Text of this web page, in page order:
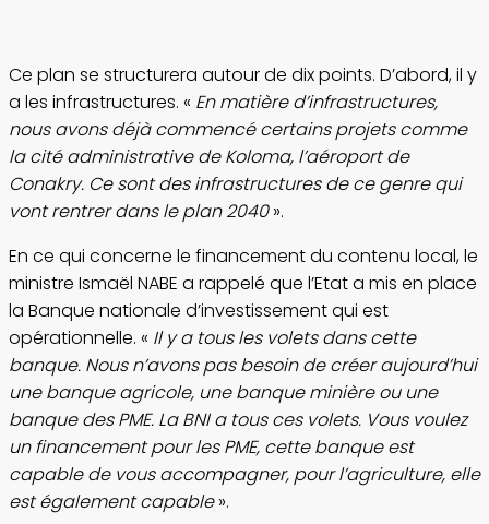
Ce plan se structurera autour de dix points. D’abord, il y
a les infrastructures. « En matière d’infrastructures,
nous avons déjà commencé certains projets comme
la cité administrative de Koloma, l’aéroport de
Conakry. Ce sont des infrastructures de ce genre qui
vont rentrer dans le plan 2040».
En ce qui concerne le financement du contenu local, le
ministre Ismaël NABE a rappelé que l’Etat a mis en place
la Banque nationale d’investissement qui est
opérationnelle. « Il y a tous les volets dans cette
banque. Nous n’avons pas besoin de créer aujourd’hui
une banque agricole, une banque minière ou une
banque des PME. La BNI a tous ces volets. Vous voulez
un financement pour les PME, cette banque est
capable de vous accompagner, pour l’agriculture, elle
est également capable».